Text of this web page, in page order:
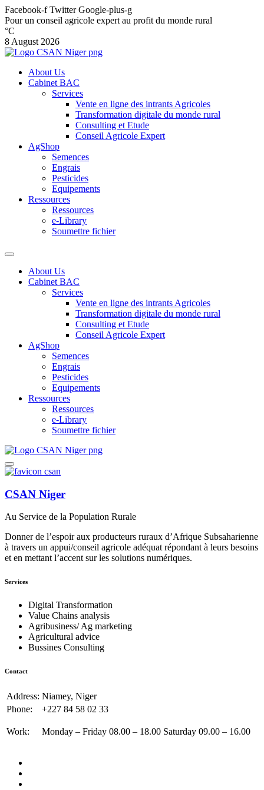
Facebook-f Twitter Google-plus-g
Pour un conseil agricole expert au profit du monde rural
°C
8 August 2026
About Us
Cabinet BAC
Services
Vente en ligne des intrants Agricoles
Transformation digitale du monde rural
Consulting et Etude
Conseil Agricole Expert
AgShop
Semences
Engrais
Pesticides
Equipements
Ressources
Ressources
e-Library
Soumettre fichier
About Us
Cabinet BAC
Services
Vente en ligne des intrants Agricoles
Transformation digitale du monde rural
Consulting et Etude
Conseil Agricole Expert
AgShop
Semences
Engrais
Pesticides
Equipements
Ressources
Ressources
e-Library
Soumettre fichier
CSAN Niger
Au Service de la Population Rurale
Donner de l’espoir aux producteurs ruraux d’Afrique Subsaharienne
à travers un appui/conseil agricole adéquat répondant à leurs besoins
et en mettant l’accent sur les solutions numériques.
Services
Digital Transformation
Value Chains analysis
Agribusiness/ Ag marketing
Agricultural advice
Bussines Consulting
Contact
Address: Niamey, Niger
Phone:
+227 84 58 02 33
Work: Monday – Friday 08.00 – 18.00 Saturday 09.00 – 16.00